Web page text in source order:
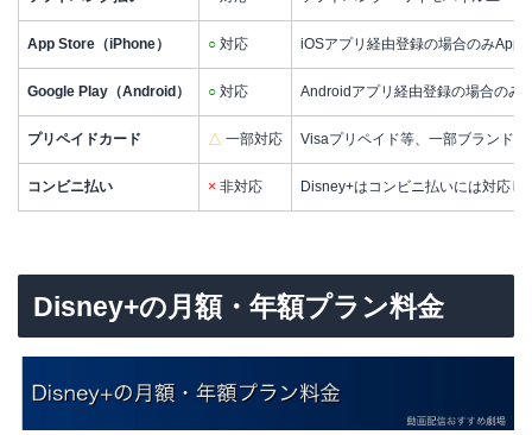
App Store（iPhone） ○ 対応 iOSアプリ経由登録の場合のみ
Google Play（Android） ○ 対応 Androidアプリ経由登録の場合のみ
プリペイドカード △ 一部対応 Visaプリペイド等、一部ブランドの
コンビニ払い × 非対応 Disney+はコンビニ払いには対応し
Disney+の月額・年額プラン料金